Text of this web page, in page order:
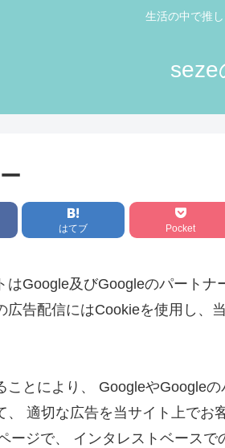
生活の中で推
seze
はてブ Pocket
Google及びGoogleのパートナ
広告配信にはCookieを使用し、
ことにより、 GoogleやGoogle
、 適切な広告を当サイト上でお
ージで、 インタレストベースで